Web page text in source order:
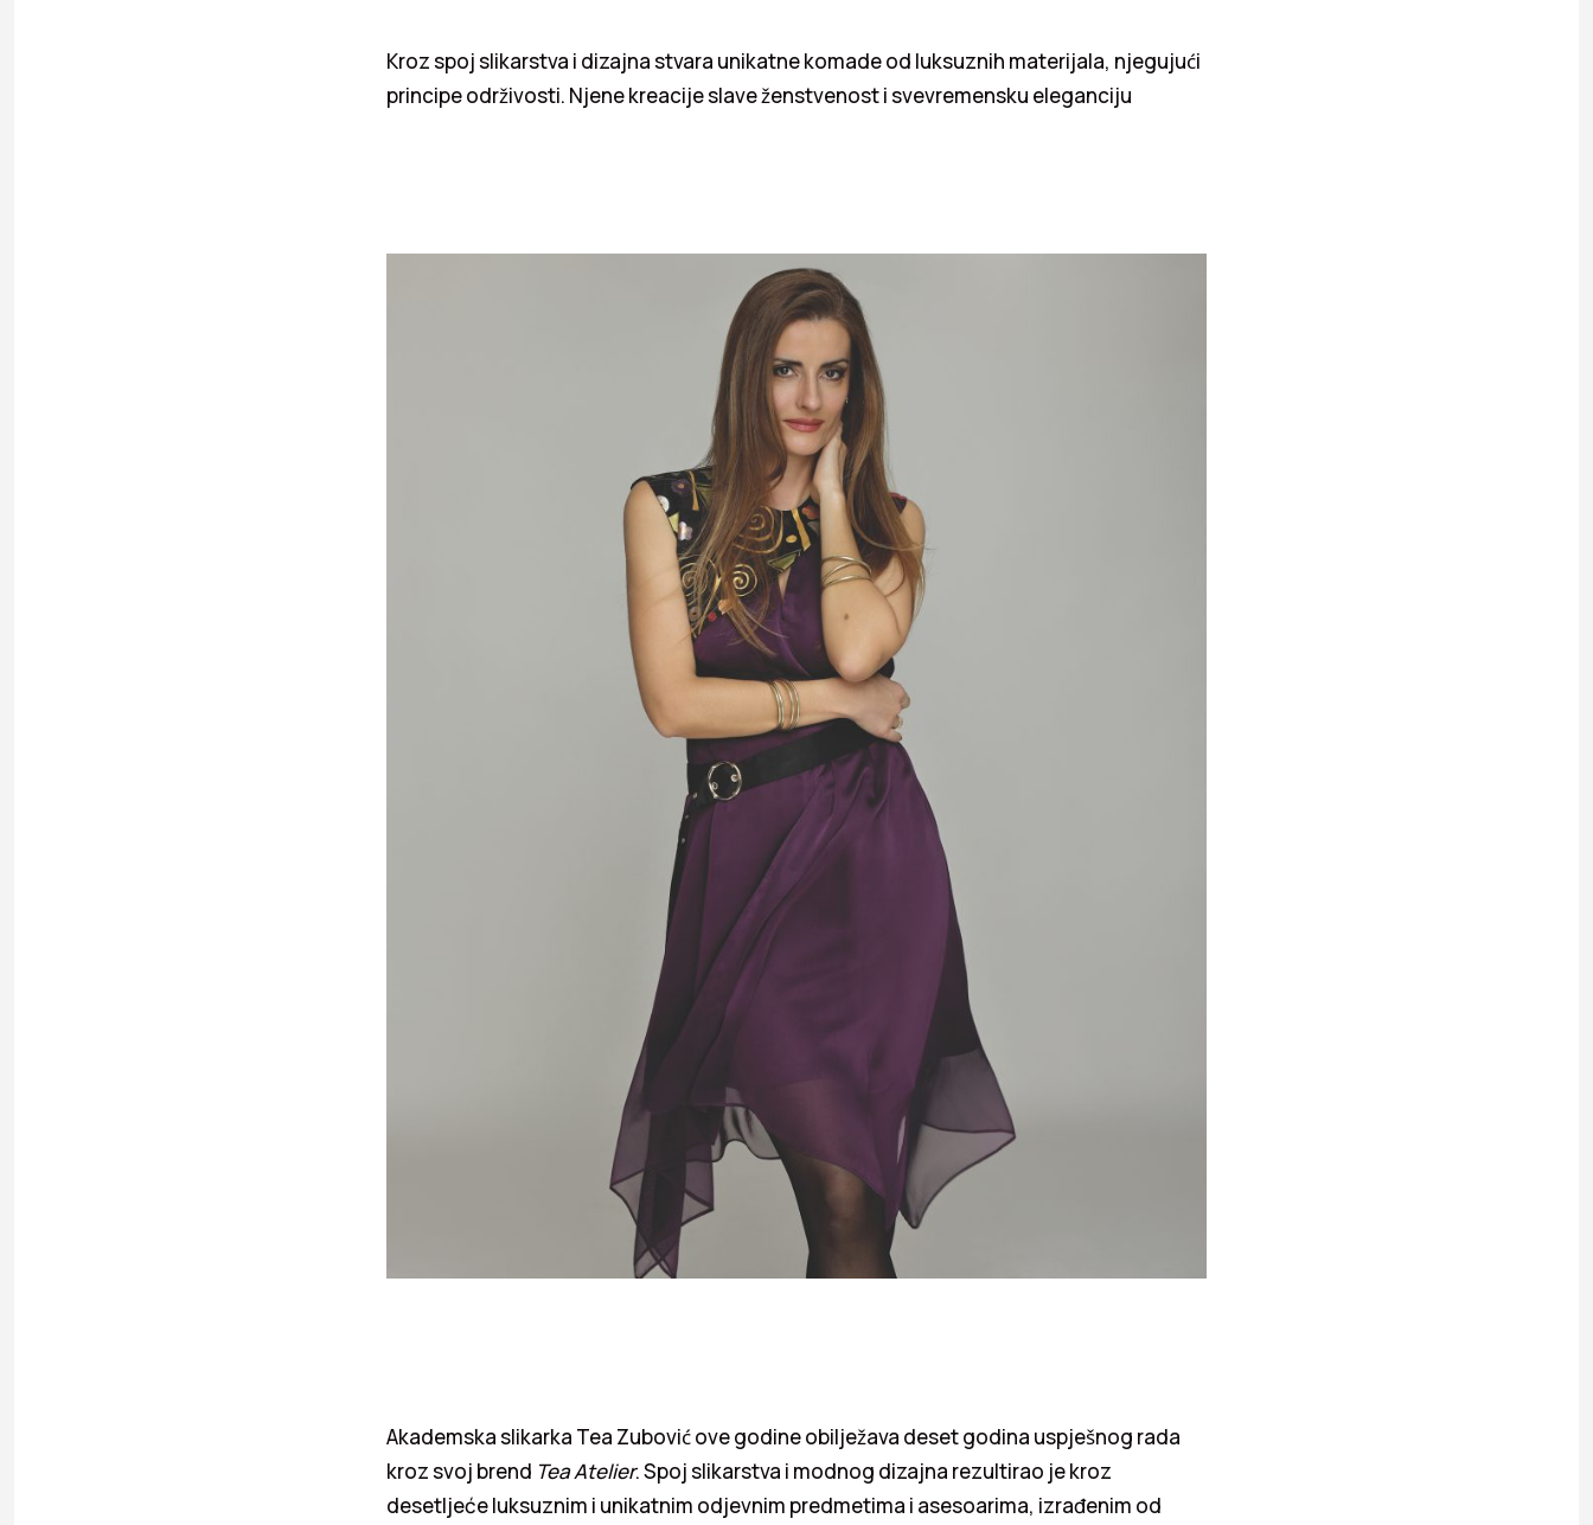
Kroz spoj slikarstva i dizajna stvara unikatne komade od luksuznih materijala, njegujući
principe održivosti. Njene kreacije slave ženstvenost i svevremensku eleganciju
Akademska slikarka Tea Zubović ove godine obilježava deset godina uspješnog rada
kroz svoj brend Tea Atelier. Spoj slikarstva i modnog dizajna rezultirao je kroz
desetljeće luksuznim i unikatnim odjevnim predmetima i asesoarima, izrađenim od